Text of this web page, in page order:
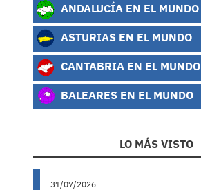
ANDALUCÍA EN EL MUNDO
ASTURIAS EN EL MUNDO
CANTABRIA EN EL MUNDO
BALEARES EN EL MUNDO
LO MÁS VISTO
31/07/2026